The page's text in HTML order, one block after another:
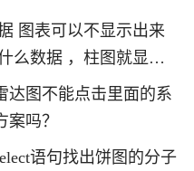
来
达图不能点击里面的系
吗？
语句找出饼图的分子